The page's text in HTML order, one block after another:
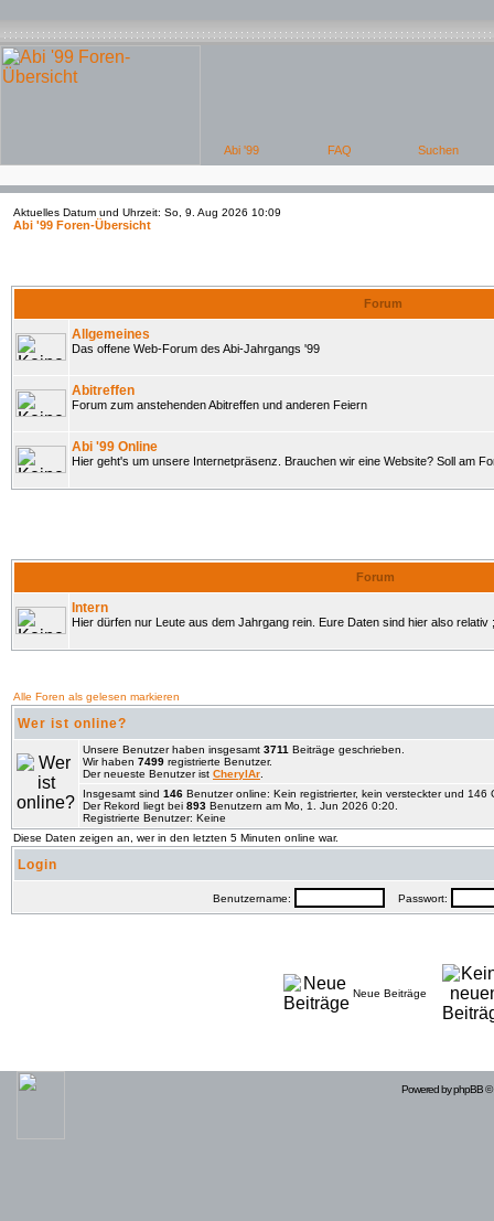
Aktuelles Datum und Uhrzeit: So, 9. Aug 2026 10:09
Abi '99 Foren-Übersicht
Forum
Allgemeines
Das offene Web-Forum des Abi-Jahrgangs '99
Abitreffen
Forum zum anstehenden Abitreffen und anderen Feiern
Abi '99 Online
Hier geht's um unsere Internetpräsenz. Brauchen wir eine Website? Soll am
Forum
Intern
Hier dürfen nur Leute aus dem Jahrgang rein. Eure Daten sind hier also relativ
Alle Foren als gelesen markieren
Wer ist online?
Unsere Benutzer haben insgesamt 3711 Beiträge geschrieben.
Wir haben 7499 registrierte Benutzer.
Der neueste Benutzer ist CherylAr
Insgesamt sind 146 Benutzer online: Kein registrierter, kein versteckter und
Der Rekord liegt bei 893 Benutzern am Mo, 1. Jun 2026 0:20.
Registrierte Benutzer: Keine
Diese Daten zeigen an, wer in den letzten 5 Minuten online war.
Login
Benutzername: Passwort:
Neue Beiträge
Powered byphpBB©